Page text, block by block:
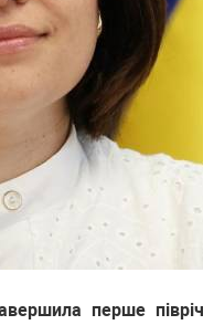
перше